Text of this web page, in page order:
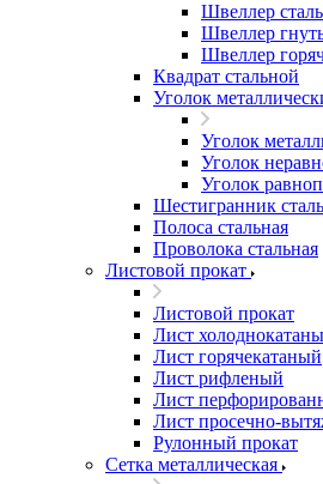
Швеллер
Швеллер
Швеллер
Квадрат стальной
Уголок
Уголок
Уголок
Уголок
Шестигранник
Полоса стальная
Проволока стальная
Листовой прокат
Листовой прокат
Лист
Лист горячекатаный
Лист рифленый
Лист
Лист просечно-
Рулонный прокат
Сетка металлическая